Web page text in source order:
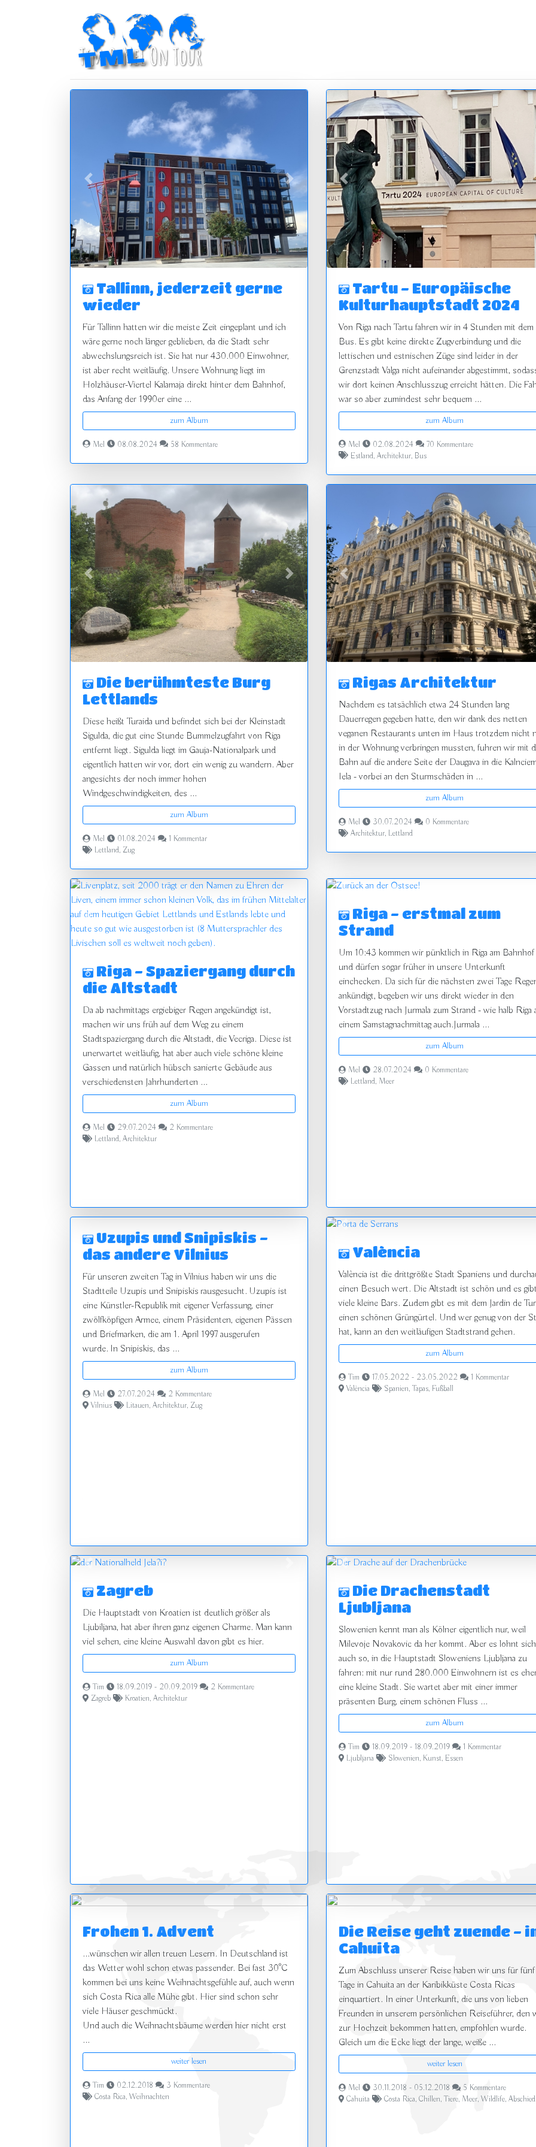
zurück vor
Tallinn, jederzeit gerne
wieder
Für Tallinn hatten wir die meiste Zeit eingeplant und ich
wäre gerne noch länger geblieben, da die Stadt sehr
abwechslungsreich ist. Sie hat nur 430.000 Einwohner,
ist aber recht weitläufig. Unsere Wohnung liegt im
Holzhäuser-Viertel Kalamaja direkt hinter dem Bahnhof,
das Anfang der 1990er eine ...
zum Album
Mel 08.08.2024 58 Kommentare
zurück
Tartu - Europäische
Kulturhauptstadt 2024
Von Riga nach Tartu fahren wir in 4 Stunden mit dem
Bus. Es gibt keine direkte Zugverbindung und die
lettischen und estnischen Züge sind leider in der
Grenzstadt Valga nicht aufeinander abgestimmt,
wir dort keinen Anschlusszug erreicht hätten. Die
war so aber zumindest sehr bequem ...
zum Album
Mel 02.08.2024
70 Kommentare
Estland, Architektur, Bus
zurück vor
Die berühmteste Burg
Lettlands
Diese heißt Turaida und befindet sich bei der Kleinstadt
Sigulda, die gut eine Stunde Bummelzugfahrt von Riga
entfernt liegt. Sigulda liegt im Gauja-Nationalpark und
eigentlich hatten wir vor, dort ein wenig zu wandern. Aber
angesichts der noch immer hohen
Windgeschwindigkeiten, des ...
zum Album
Mel 01.08.2024
1 Kommentar
Lettland, Zug
zurück
Rigas Architektur
Nachdem es tatsächlich etwa 24 Stunden lang
Dauerregen gegeben hatte, den wir dank des netten
veganen Restaurants unten im Haus trotzdem nicht
in der Wohnung verbringen mussten, fuhren wir mit
Bahn auf die andere Seite der Daugava in die
Iela - vorbei an den Sturmschäden in ...
zum Album
Mel 30.07.2024
0 Kommentare
Architektur, Lettland
zurück
Riga - Spaziergang durch
die Altstadt
Da ab nachmittags ergiebiger Regen angekündigt ist,
machen wir uns früh auf dem Weg zu einem
Stadtspaziergang durch die Altstadt, die Vecriga. Diese ist
unerwartet weitläufig, hat aber auch viele schöne kleine
Gassen und natürlich hübsch sanierte Gebäude aus
verschiedensten Jahrhunderten ...
zum Album
Mel 29.07.2024
2 Kommentare
Lettland, Architektur
zurück
Riga - erstmal zum
Strand
Um 10:43 kommen wir pünktlich in Riga am Bahnhof
und dürfen sogar früher in unsere Unterkunft
einchecken. Da sich für die nächsten zwei Tage
ankündigt, begeben wir uns direkt wieder in den
Vorstadtzug nach Jurmala zum Strand - wie halb Riga
einem Samstagnachmittag auch.Jurmala ...
zum Album
Mel 28.07.2024
0 Kommentare
Lettland, Meer
Uzupis und Snipiskis -
das andere Vilnius
Für unseren zweiten Tag in Vilnius haben wir uns die
Stadtteile Uzupis und Snipiskis rausgesucht. Uzupis ist
eine Künstler-Republik mit eigener Verfassung, einer
zwölfköpfigen Armee, einem Präsidenten, eigenen Pässen
und Briefmarken, die am 1. April 1997 ausgerufen
wurde. In Snipiskis, das ...
zum Album
Mel 27.07.2024
2 Kommentare
Vilnius
Litauen, Architektur, Zug
zurück
València
València ist die drittgrößte Stadt Spaniens und
einen Besuch wert. Die Altstadt ist schön und es
viele kleine Bars. Zudem gibt es mit dem Jardin de
einen schönen Grüngürtel. Und wer genug von der
hat, kann an den weitläufigen Stadtstrand gehen.
zum Album
Tim 17.05.2022 - 23.05.2022
1 Kommentar
València
Spanien,Tapas, Fußball
zurück
Zagreb
Die Hauptstadt von Kroatien ist deutlich größer als
Ljubiljana, hat aber ihren ganz eigenen Charme. Man kann
viel sehen, eine kleine Auswahl davon gibt es hier.
zum Album
Tim 18.09.2019 - 20.09.2019
2 Kommentare
Zagreb
Kroatien, Architektur
zurück
Die Drachenstadt
Ljubljana
Slowenien kennt man als Kölner eigentlich nur, weil
Milevoje Novakovic da her kommt. Aber es lohnt sich
auch so, in die Hauptstadt Sloweniens Ljubljana zu
fahren: mit nur rund 280.000 Einwohnern ist es
eine kleine Stadt. Sie wartet aber mit einer immer
präsenten Burg, einem schönen Fluss ...
zum Album
Tim 18.09.2019 - 18.09.2019
1 Kommentar
Ljubljana
Slowenien, Kunst, Essen
Frohen 1. Advent
...wünschen wir allen treuen Lesern. In Deutschland ist
das Wetter wohl schon etwas passender. Bei fast 30°C
kommen bei uns keine Weihnachtsgefühle auf, auch wenn
sich Costa Rica alle Mühe gibt. Hier sind schon sehr
viele Häuser geschmückt.
Und auch die Weihnachtsbäume werden hier nicht erst
...
weiter lesen
Tim 02.12.2018
3 Kommentare
Costa Rica, Weihnachten
Die Reise geht zuende -
Cahuita
Zum Abschluss unserer Reise haben wir uns für fünf
Tage in Cahuita an der Karibikküste Costa Ricas
einquartiert. In einer Unterkunft, die uns von lieben
Freunden in unserem persönlichen Reiseführer, den
zur Hochzeit bekommen hatten, empfohlen wurde.
Gleich um die Ecke liegt der lange, weiße ...
weiter lesen
Mel 30.11.2018 - 05.12.2018
5 Kommentare
Cahuita
Costa Rica,Chillen,Tiere, Meer,Wildlife,Abschied